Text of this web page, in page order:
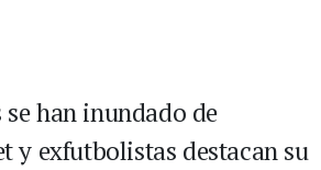
han inundado de
y exfutbolistas destacan su